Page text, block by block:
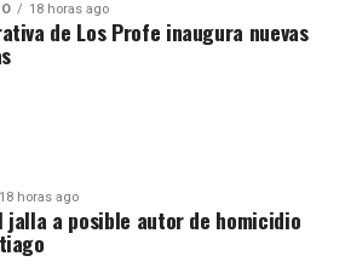
18 horas ago
de Los Profe inaugura nuevas
18 horas ago
jalla a posible autor de homicidio